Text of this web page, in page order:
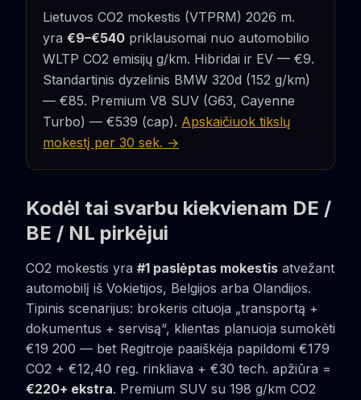
Lietuvos CO2 mokestis (VTPRM) 2026 m.
yra €9–€540 priklausomai nuo automobilio
WLTP CO2 emisijų g/km. Hibridai ir EV — €9.
Standartinis dyzelinis BMW 320d (152 g/km)
— €85. Premium V8 SUV (G63, Cayenne
Turbo) — €539 (cap). Apskaičiuok tikslų
mokestį per 30 sek. →
Kodėl tai svarbu kiekvienam DE /
BE / NL pirkėjui
CO2 mokestis yra #1 paslėptas mokestis atvežant
automobilį iš Vokietijos, Belgijos arba Olandijos.
Tipinis scenarijus: brokeris cituoja „transportą +
dokumentus + servisą“, klientas planuoja sumokėti
€19 200 — bet Regitroje paaiškėja papildomi €179
CO2 + €12,40 reg. rinkliava + €30 tech. apžiūra =
€220+ ekstra. Premium SUV su 198 g/km CO2